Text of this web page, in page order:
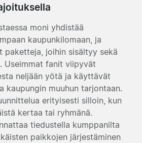
moni yhdistää
kaupunkilomaan, ja
paketteja, joihin sisältyy sekä
Useimmat fanit viipyvät
neljään yötä ja käyttävät
kaupungin muuhun tarjontaan.
erityisesti silloin, kun
kertaa tai ryhmänä.
tiedustella kumppanilta
paikkojen järjestäminen